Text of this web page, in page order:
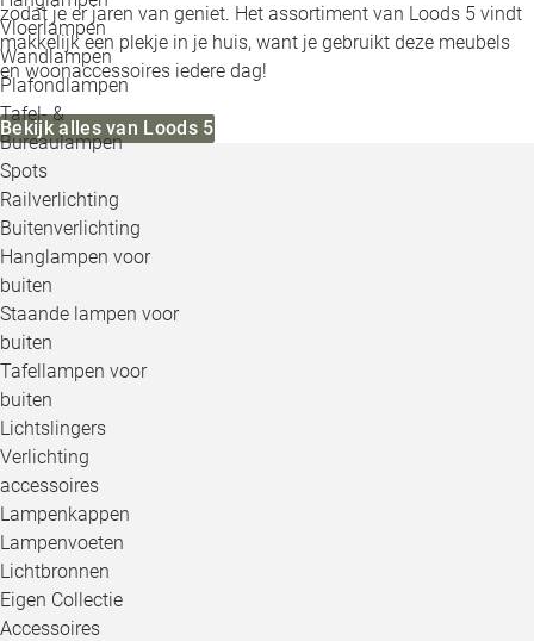
Vloerlampen
Wandlampen
Plafondlampen
Tafel- &
Bureaulampen
Spots
Railverlichting
Buitenverlichting
Hanglampen voor
buiten
Staande lampen voor
buiten
Tafellampen voor
buiten
Lichtslingers
Verlichting
accessoires
Lampenkappen
Lampenvoeten
Lichtbronnen
Eigen Collectie
Accessoires
zodat je er jaren van geniet. Het assortiment van Loods 5 vindt
makkelijk een plekje in je huis, want je gebruikt deze meubels
en woonaccessoires iedere dag!
Bekijk alles van Loods 5